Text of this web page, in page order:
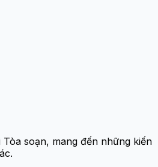
soạn, mang đến những kiến